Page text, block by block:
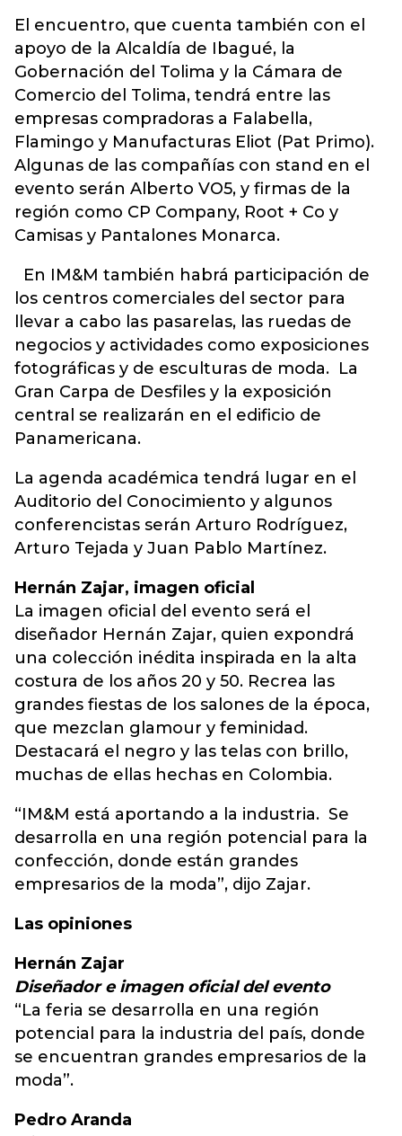
El encuentro, que cuenta también con el
apoyo de la Alcaldía de Ibagué, la
Gobernación del Tolima y la Cámara de
Comercio del Tolima, tendrá entre las
empresas compradoras a Falabella,
Flamingo y Manufacturas Eliot (Pat Primo).
Algunas de las compañías con stand en el
evento serán Alberto VO5, y firmas de la
región como CP Company, Root + Co y
Camisas y Pantalones Monarca.
En IM&M también habrá participación de
los centros comerciales del sector para
llevar a cabo las pasarelas, las ruedas de
negocios y actividades como exposiciones
fotográficas y de esculturas de moda. La
Gran Carpa de Desfiles y la exposición
central se realizarán en el edificio de
Panamericana.
La agenda académica tendrá lugar en el
Auditorio del Conocimiento y algunos
conferencistas serán Arturo Rodríguez,
Arturo Tejada y Juan Pablo Martínez.
Hernán Zajar, imagen oficial
La imagen oficial del evento será el
diseñador Hernán Zajar, quien expondrá
una colección inédita inspirada en la alta
costura de los años 20 y 50. Recrea las
grandes fiestas de los salones de la época,
que mezclan glamour y feminidad.
Destacará el negro y las telas con brillo,
muchas de ellas hechas en Colombia.
“IM&M está aportando a la industria. Se
desarrolla en una región potencial para la
confección, donde están grandes
empresarios de la moda”, dijo Zajar.
Las opiniones
Hernán Zajar
Diseñador e imagen oficial del evento
“La feria se desarrolla en una región
potencial para la industria del país, donde
se encuentran grandes empresarios de la
moda”.
Pedro Aranda